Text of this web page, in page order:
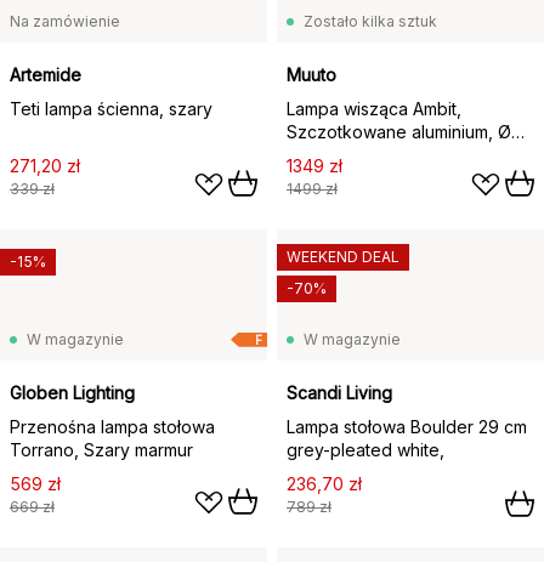
Na zamówienie
Artemide
Teti lampa ścienna, szary
271,20 zł
339 zł
Zostało kilka sztuk
Muuto
Lampa wisząca Ambit,
Szczotkowane aluminium, Ø40
cm
1349 zł
1499 zł
F
W magazynie
Globen Lighting
Przenośna lampa stołowa
Torrano, Szary marmur
569 zł
669 zł
-15%
W magazynie
Scandi Living
Lampa stołowa Boulder 29 cm
grey-pleated white,
236,70 zł
789 zł
WEEKEND DEAL
-70%